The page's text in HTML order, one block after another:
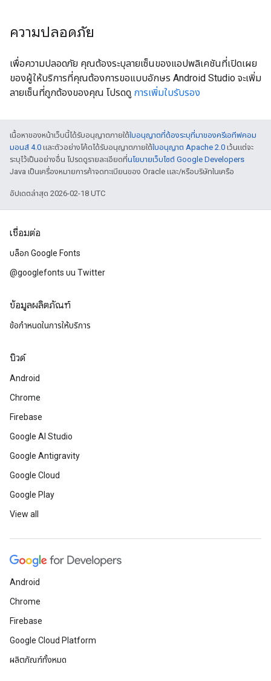
ความปลอดภัย
เพื่อความปลอดภัย คุณต้องระบุลายเซ็นของแอปพลิเคชันที่เปิดเผย
ของผู้ให้บริการที่คุณต้องการขอแบบอักษร Android Studio จะเพิ่ม
ลายเซ็นที่ถูกต้องของคุณ โปรดดู การเพิ่มใบรับรอง
เนื้อหาของหน้าเว็บนี้ได้รับอนุญาตภายใต้ใบอนุญาตที่ต้องระบุที่มาของครีเอทีฟคอม
มอนส์ 4.0 และตัวอย่างโค้ดได้รับอนุญาตภายใต้ใบอนุญาต Apache 2.0 เว้นแต่จะ
ระบุไว้เป็นอย่างอื่น โปรดดูรายละเอียดที่นโยบายเว็บไซต์ Google Developers
Java เป็นเครื่องหมายการค้าจดทะเบียนของ Oracle และ/หรือบริษัทในเครือ
อัปเดตล่าสุด 2026-02-18 UTC
เชื่อมต่อ
บล็อก Google Fonts
@googlefonts บน Twitter
ข้อมูลผลิตภัณฑ์
ข้อกำหนดในการให้บริการ
บิวด์
Android
Chrome
Firebase
Google AI Studio
Google Antigravity
Google Cloud
Google Play
View all
Android
Chrome
Firebase
Google Cloud Platform
ผลิตภัณฑ์ทั้งหมด